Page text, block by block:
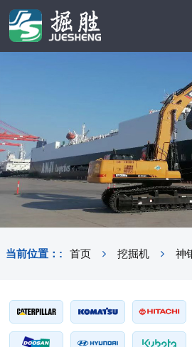
当前位置：: 首页 挖掘机 神